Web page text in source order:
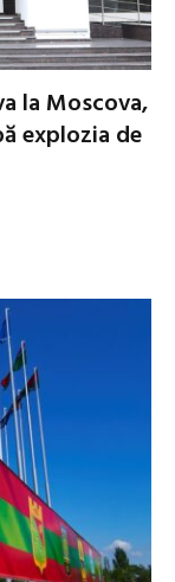
la Moscova,
explozia de